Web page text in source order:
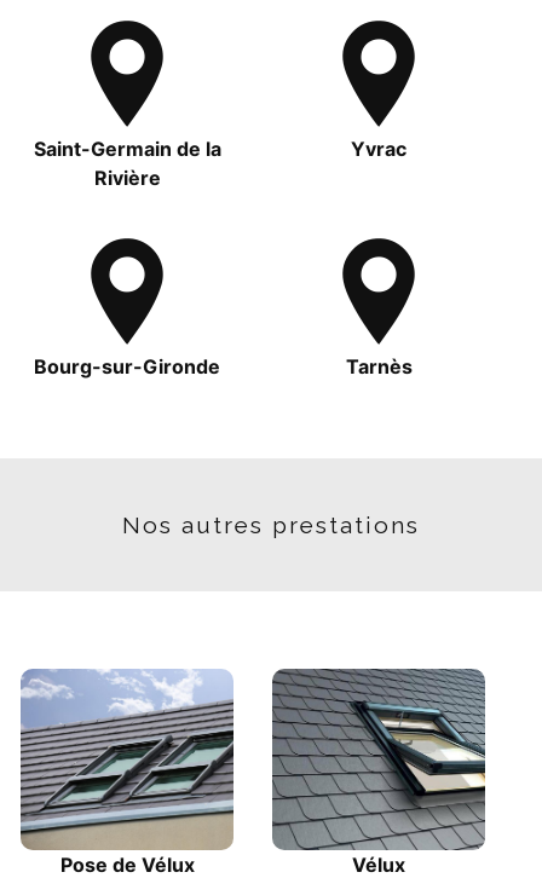
Saint-Germain de la
Rivière
Yvrac
Bourg-sur-Gironde Tarnès
Nos autres prestations
Pose de Vélux Vélux